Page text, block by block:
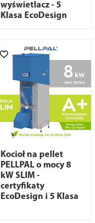
wyświetlacz - 5
Klasa EcoDesign
Kocioł na pellet
PELLPAL o mocy 8
kW SLIM -
certyfikaty
EcoDesign i 5 Klasa